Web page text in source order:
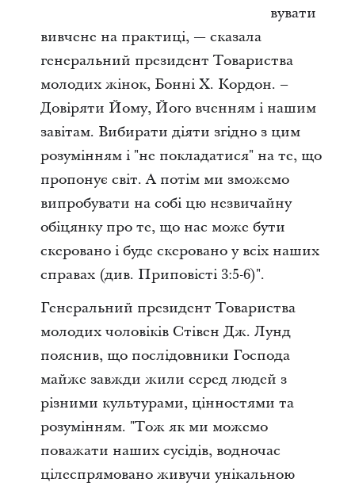
вувати
вивчене на практиці, — сказала
генеральний президент Товариства
молодих жінок, Бонні Х. Кордон. –
Довіряти Йому, Його вченням і нашим
завітам. Вибирати діяти згідно з цим
розумінням і "не покладатися" на те, що
пропонує світ. А потім ми зможемо
випробувати на собі цю незвичайну
обіцянку про те, що нас може бути
скеровано і буде скеровано у всіх наших
справах (див. Приповісті 3:5-6)".
Генеральний президент Товариства
молодих чоловіків Стівен Дж. Лунд
пояснив, що послідовники Господа
майже завжди жили серед людей з
різними культурами, цінностями та
розумінням. "Тож як ми можемо
поважати наших сусідів, водночас
цілеспрямовано живучи унікальною